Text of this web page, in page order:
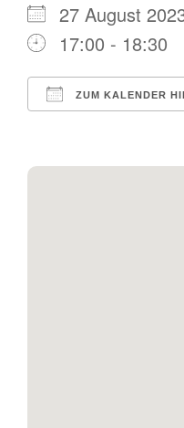
27 August
17:00 - 18:30
ZUM KALENDER